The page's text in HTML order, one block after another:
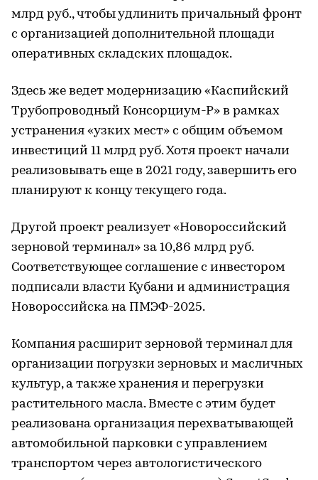
млрд руб., чтобы удлинить причальный фронт
с организацией дополнительной площади
оперативных складских площадок.
Здесь же ведет модернизацию «Каспийский
Трубопроводный Консорциум-Р» в рамках
устранения «узких мест» с общим объемом
инвестиций 11 млрд руб. Хотя проект начали
реализовывать еще в 2021 году, завершить его
планируют к концу текущего года.
Другой проект реализует «Новороссийский
зерновой терминал» за 10,86 млрд руб.
Соответствующее соглашение с инвестором
подписали власти Кубани и администрация
Новороссийска на ПМЭФ-2025.
Компания расширит зерновой терминал для
организации погрузки зерновых и масличных
культур, а также хранения и перегрузки
растительного масла. Вместе с этим будет
реализована организация перехватывающей
автомобильной парковки с управлением
транспортом через автологистического